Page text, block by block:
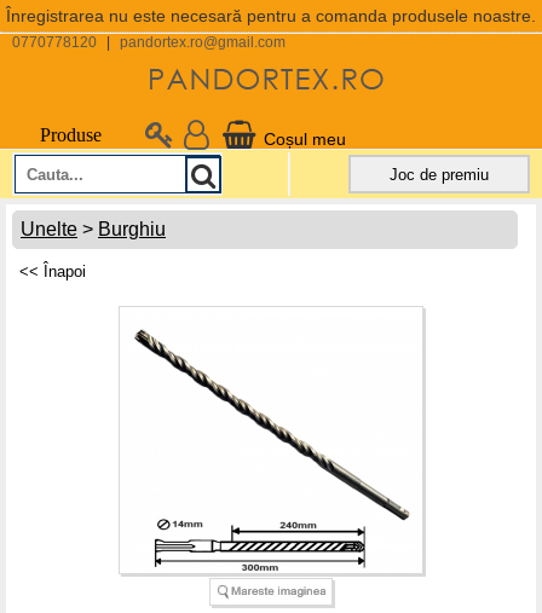
Înregistrarea nu este necesară pentru a comanda produsele noastre.
0770778120 pandortex.ro@gmail.com
Produse Coșul meu
Joc de premiu
Unelte > Burghiu